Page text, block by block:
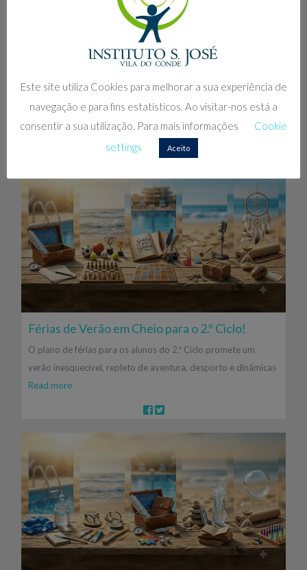
Vem Aí um Verão Inesquecível para o 3.º Ciclo!
O plano de férias reservado para os alunos do 3.º Ciclo
promete marcar a temporada com uma combinação fantástica
Read more
Férias de Verão em Cheio para o 2.º Ciclo!
O plano de férias para os alunos do 2.º Ciclo promete um
verão inesquecível, repleto de aventura, desporto e dinâmicas
Read more
Este site utiliza Cookies para melhorar a sua experiência de
navegação e para fins estatísticos. Ao visitar-nos está a
consentir a sua utilização. Para mais informações
Cookie
settings
Aceito